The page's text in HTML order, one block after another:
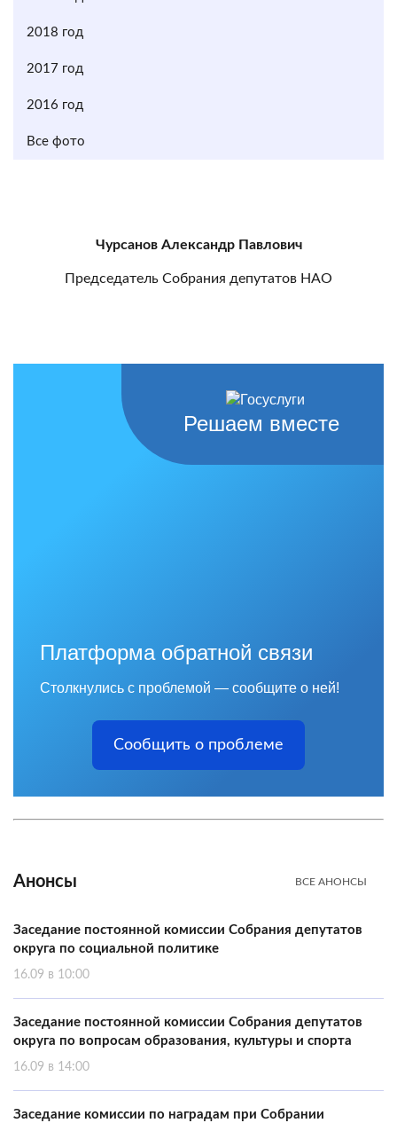
2018 год
2017 год
2016 год
Все фото
Чурсанов Александр Павлович
Председатель Собрания депутатов НАО
Решаем вместе
Платформа обратной связи
Столкнулись с проблемой — сообщите о ней!
Сообщить о проблеме
Анонсы ВСЕ АНОНСЫ
Заседание постоянной комиссии Собрания депутатов
округа по социальной политике
16.09 в 10:00
Заседание постоянной комиссии Собрания депутатов
округа по вопросам образования, культуры и спорта
16.09 в 14:00
Заседание комиссии по наградам при Собрании